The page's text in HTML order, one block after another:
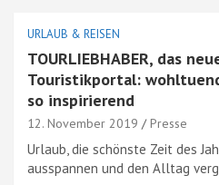
URLAUB & REISEN
TOURLIEBHABER, das
Touristikportal:
so inspirierend
12. November 2019 Presse
Urlaub, die schönste Zeit des
ausspannen und den Alltag